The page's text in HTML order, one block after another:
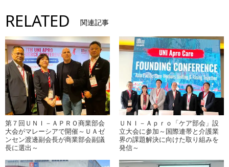
RELATED 関連記事
第７回ＵＮＩ－ＡＰＲＯ商業部会
大会がマレーシアで開催～ＵＡゼ
ンセン渡邊副会長が商業部会副議
長に選出～
ＵＮＩ－Ａｐｒｏ「ケア部会」設
立大会に参加～国際連帯と介護業
界の課題解決に向けた取り組みを
発信～